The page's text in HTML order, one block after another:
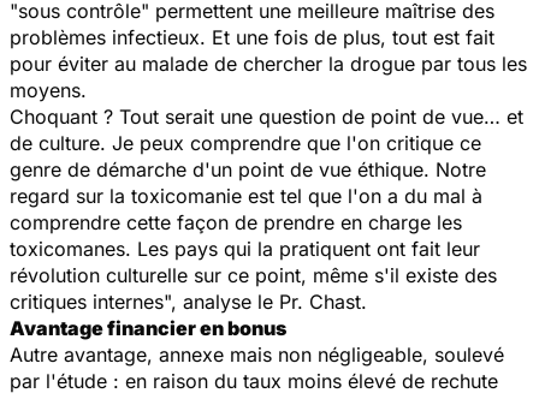
"sous contrôle" permettent une meilleure maîtrise des
problèmes infectieux. Et une fois de plus, tout est fait
pour éviter au malade de chercher la drogue par tous les
moyens.
Choquant ? Tout serait une question de point de vue… et
de culture. Je peux comprendre que l'on critique ce
genre de démarche d'un point de vue éthique. Notre
regard sur la toxicomanie est tel que l'on a du mal à
comprendre cette façon de prendre en charge les
toxicomanes. Les pays qui la pratiquent ont fait leur
révolution culturelle sur ce point, même s'il existe des
critiques internes", analyse le Pr. Chast.
Avantage financier en bonus
Autre avantage, annexe mais non négligeable, soulevé
par l'étude : en raison du taux moins élevé de rechute